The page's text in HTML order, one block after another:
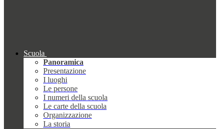
Scuola
Panoramica
Presentazione
I luoghi
Le persone
I numeri della scuola
Le carte della scuola
Organizzazione
La storia